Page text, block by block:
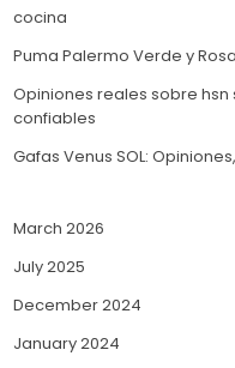
cocina
Puma Palermo Verde y
Opiniones reales sobre
confiables
Gafas Venus SOL:
March 2026
July 2025
December 2024
January 2024